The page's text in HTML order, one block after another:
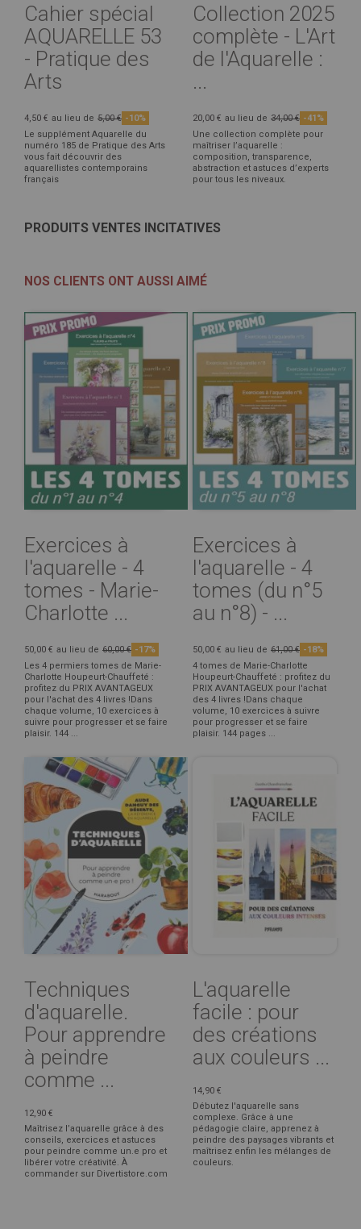
Cahier spécial
AQUARELLE 53
- Pratique des
Arts
4,50 € au lieu de 5,00 € -10%
Le supplément Aquarelle du
numéro 185 de Pratique des Arts
vous fait découvrir des
aquarellistes contemporains
français
Collection 2025
complète - L'Art
de l'Aquarelle :
...
20,00 € au lieu de 34,00 € -41%
Une collection complète pour
maîtriser l’aquarelle :
composition, transparence,
abstraction et astuces d’experts
pour tous les niveaux.
PRODUITS VENTES INCITATIVES
NOS CLIENTS ONT AUSSI AIMÉ
Exercices à
l'aquarelle - 4
tomes - Marie-
Charlotte ...
50,00 € au lieu de 60,00 € -17%
Les 4 permiers tomes de Marie-
Charlotte Houpeurt-Chauffeté :
profitez du PRIX AVANTAGEUX
pour l'achat des 4 livres !Dans
chaque volume, 10 exercices à
suivre pour progresser et se faire
plaisir. 144 ...
Exercices à
l'aquarelle - 4
tomes (du n°5
au n°8) - ...
50,00 € au lieu de 61,00 € -18%
4 tomes de Marie-Charlotte
Houpeurt-Chauffeté : profitez du
PRIX AVANTAGEUX pour l'achat
des 4 livres !Dans chaque
volume, 10 exercices à suivre
pour progresser et se faire
plaisir. 144 pages ...
Techniques
d'aquarelle.
Pour apprendre
à peindre
comme ...
12,90 €
Maîtrisez l’aquarelle grâce à des
conseils, exercices et astuces
pour peindre comme un.e pro et
libérer votre créativité. À
commander sur Divertistore.com
L'aquarelle
facile : pour
des créations
aux couleurs ...
14,90 €
Débutez l'aquarelle sans
complexe. Grâce à une
pédagogie claire, apprenez à
peindre des paysages vibrants et
maîtrisez enfin les mélanges de
couleurs.